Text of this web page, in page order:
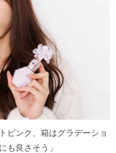
ピンク、箱はグラデーショ
も良さそう」